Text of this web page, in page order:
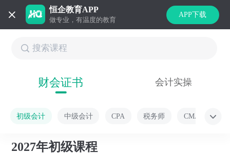
恒企教育APP
做专业，有温度的教育
APP下载
财会证书 会计实操
初级会计 中级会计 CPA 税务师 CMA
2027年初级课程